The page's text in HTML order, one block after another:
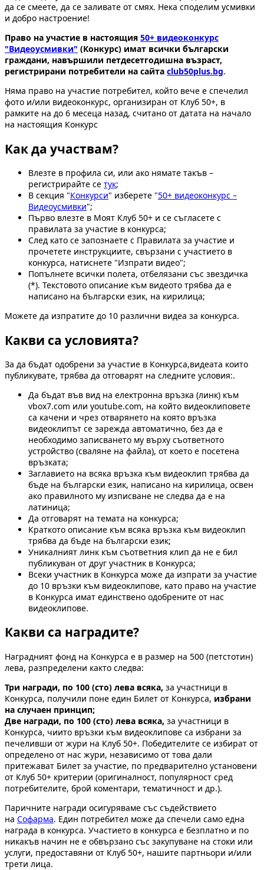
да се смеете, да се заливате от смях. Нека споделим усмивки
и добро настроение!
Право на участие в настоящия 50+ видеоконкурс
"Видеоусмивки" (Конкурс) имат всички български
граждани, навършили петдесетгодишна възраст,
регистрирани потребители на сайта club50plus.bg.
Няма право на участие потребител, който вече е спечелил
фото и/или видеоконкурс, организиран от Клуб 50+, в
рамките на до 6 месеца назад, считано от датата на начало
на настоящия Конкурс
Как да участвам?
Влезте в профила си, или ако нямате такъв –
регистрирайте се тук;
В секция "Конкурси" изберете "50+ видеоконкурс –
Видеоусмивки";
Първо влезте в Моят Клуб 50+ и се съгласете с
правилата за участие в конкурса;
След като се запознаете с Правилата за участие и
прочетете инструкциите, свързани с участието в
конкурса, натиснете "Изпрати видео";
Попълнете всички полета, отбелязани със звездичка
(*). Текстовото описание към видеото трябва да е
написано на български език, на кирилица;
Можете да изпратите до 10 различни видеа за конкурса.
Какви са условията?
За да бъдат одобрени за участие в Конкурса,видеата които
публикувате, трябва да отговарят на следните условия:.
Да бъдат във вид на електронна връзка (линк) към
vbox7.com или youtube.com, на който видеоклиповете
са качени и чрез отварянето на която връзка
видеоклипът се зарежда автоматично, без да е
необходимо записването му върху съответното
устройство (сваляне на файла), от което е посетена
връзката;
Заглавието на всяка връзка към видеоклип трябва да
бъде на български език, написано на кирилица, освен
ако правилното му изписване не следва да е на
латиница;
Да отговарят на темата на конкурса;
Краткото описание към всяка връзка към видеоклип
трябва да бъде на български език;
Уникалният линк към съответния клип да не е бил
публикуван от друг участник в Конкурса;
Всеки участник в Конкурса може да изпрати за участие
до 10 връзки към видеоклипове, като право на участие
в Конкурса имат единствено одобрените от нас
видеоклипове.
Какви са наградите?
Наградният фонд на Конкурса е в размер на 500 (петстотин)
лева, разпределени както следва:
Три награди, по 100 (сто) лева всяка, за участници в
Конкурса, получили поне един Билет от Конкурса, избрани
на случаен принцип;
Две награди, по 100 (сто) лева всяка, за участници в
Конкурса, чиито връзки към видеоклипове са избрани за
печеливши от жури на Клуб 50+. Победителите се избират от
определено от нас жури, независимо от това дали
притежават Билет за участие, по предварително установени
от Клуб 50+ критерии (оригиналност, популярност сред
потребителите, брой коментари, тематичност и др.).
Паричните награди осигуряваме със съдействието
на Софарма. Един потребител може да спечели само една
награда в конкурса. Участието в конкурса е безплатно и по
никакъв начин не е обвързано със закупуване на стоки или
услуги, предоставяни от Клуб 50+, нашите партньори и/или
трети лица.